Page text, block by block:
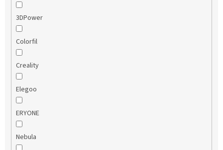
3DPower
Colorfil
Creality
Elegoo
ERYONE
Nebula